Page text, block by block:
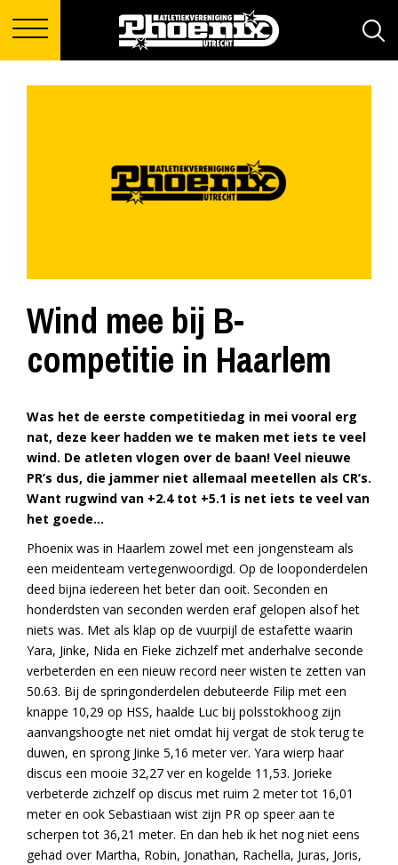
Wind mee bij B-
competitie in Haarlem
Was het de eerste competitiedag in mei vooral erg
nat, deze keer hadden we te maken met iets te veel
wind. De atleten vlogen over de baan! Veel nieuwe
PR’s dus, die jammer niet allemaal meetellen als CR’s.
Want rugwind van +2.4 tot +5.1 is net iets te veel van
het goede…
Phoenix was in Haarlem zowel met een jongensteam als
een meidenteam vertegenwoordigd. Op de looponderdelen
deed bijna iedereen het beter dan ooit. Seconden en
honderdsten van seconden werden eraf gelopen alsof het
niets was. Met als klap op de vuurpijl de estafette waarin
Yara, Jinke, Nida en Fieke zichzelf met anderhalve seconde
verbeterden en een nieuw record neer wisten te zetten van
50.63. Bij de springonderdelen debuteerde Filip met een
knappe 10,29 op HSS, haalde Luc bij polsstokhoog zijn
aanvangshoogte net niet omdat hij vergat de stok terug te
duwen, en sprong Jinke 5,16 meter ver. Yara wierp haar
discus een mooie 32,27 ver en kogelde 11,53. Jorieke
verbeterde zichzelf op discus met ruim 2 meter tot 16,01
meter en ook Sebastiaan wist zijn PR op speer aan te
scherpen tot 36,21 meter. En dan heb ik het nog niet eens
gehad over Martha, Robin, Jonathan, Rachella, Juras, Joris,